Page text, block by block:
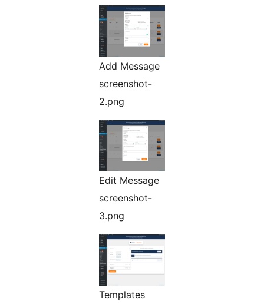
Add Message
screenshot-
2.png
Edit Message
screenshot-
3.png
Templates